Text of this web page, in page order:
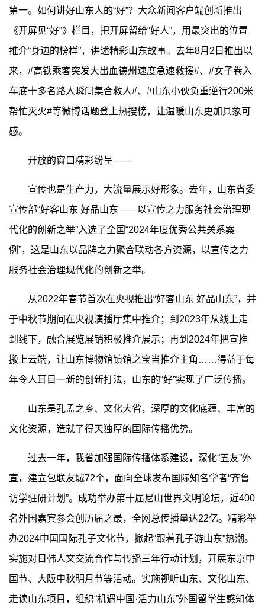
第一。如何讲好山东人的“好”？大众新闻客户端创新推出
《开屏见“好”》栏目，把开屏留给“好人”，用最突出的位置
推介“身边的榜样”，讲述精彩山东故事。去年8月2日推出以
来，#高铁乘客突发大出血德州速度急速救援#、#女子卷入
车底十多名路人瞬间集合救人#、#山东小伙负重逆行200米
帮忙灭火#等微博话题登上热搜榜，让温暖山东更加具象可
感。
开放的窗口精彩纷呈——
宣传也是生产力，大流量展示好形象。去年，山东省委
宣传部“好客山东 好品山东——以宣传之力服务社会治理现
代化的创新之举”入选了全国“2024年度优秀公共关系案
例”，这是山东以品牌之力聚合联动各方资源，以宣传之力
服务社会治理现代化的创新之举。
从2022年春节首次在央视推出“好客山东 好品山东”，并
于中秋节期间在央视演播厅集中推介；到2023年从线上走
到线下，融合展览展销积极推介展示；再到2024年把宣推
搬上云端，让山东博物馆镇馆之宝当推介主角……得益于每
年令人耳目一新的创新打法，山东的“好”实现了广泛传播。
山东是孔孟之乡、文化大省，深厚的文化底蕴、丰富的
文化资源，造就了得天独厚的国际传播优势。
过去一年，我省加强国际传播体系建设，深化“五友”外
宣，建立包联友城72个，面向全球发布国际知名学者“齐鲁
访学驻研计划”。成功举办第十届尼山世界文明论坛，近400
名外国嘉宾参会创历届之最，全网总传播量达22亿。精彩举
办2024中国国际孔子文化节，掀起“跟着孔子游山东”热潮。
实施对日韩人文交流合作与传播三年行动计划，开展东京中
国节、大阪中秋明月节等活动。实施视听山东、文化山东、
走读山东项目，组织“机遇中国·活力山东”外国留学生感知体